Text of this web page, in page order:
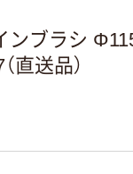
ンブラシ
直送品）